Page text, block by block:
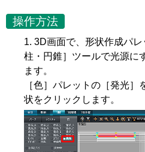
操作方法
3D画面で、形状作成パ
柱・円錐］ツールで光源に
ます。
［色］パレットの［発光
状をクリックします。